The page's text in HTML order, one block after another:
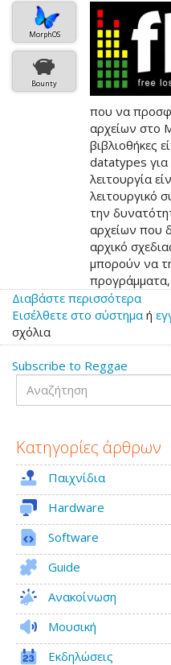
MorphOS
Bounty
που να
αρχείων στο
βιβλιοθήκες
datatypes για
λειτουργία
λειτουργικό
την
αρχείων που
αρχικό
μπορούν να
Διαβάστε περισσότερα
το
Εισέλθετε στο σύστημα ή
σχόλια
Subscribe to Reggae
Αναζήτηση
Κατηγορίες άρθρων
Παιχνίδια
Hardware
Software
Guide
Ανακοίνωση
Μουσική
Εκδηλώσεις